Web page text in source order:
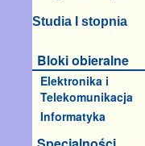
Studia I stopnia
Bloki obieralne
Elektronika i
Telekomunikacja
Informatyka